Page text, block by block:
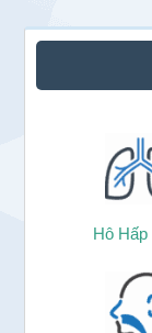
Sidebar
chính
Hô Hấp